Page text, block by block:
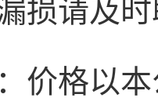
损请及
价格以